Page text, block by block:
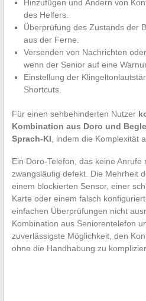
Hinzufügen und Ändern von
des Helfers.
Überprüfung des Zustands der
aus der Ferne.
Versenden von Nachrichten
wenn der Senior auf eine
Einstellung der
Shortcuts.
Für einen sehbehinderten Nutzer
Kombination aus Doro und
Sprach-KI, indem die Komplexität
Ein Doro-Telefon, das keine Anrufe
zwangsläufig defekt. Die Mehrheit
einem blockierten Sensor, einer
Karte oder einem falsch
einfachen Überprüfungen nicht
Kombination aus Seniorentelefon
zuverlässigste Möglichkeit, den
ohne die Handhabung zu